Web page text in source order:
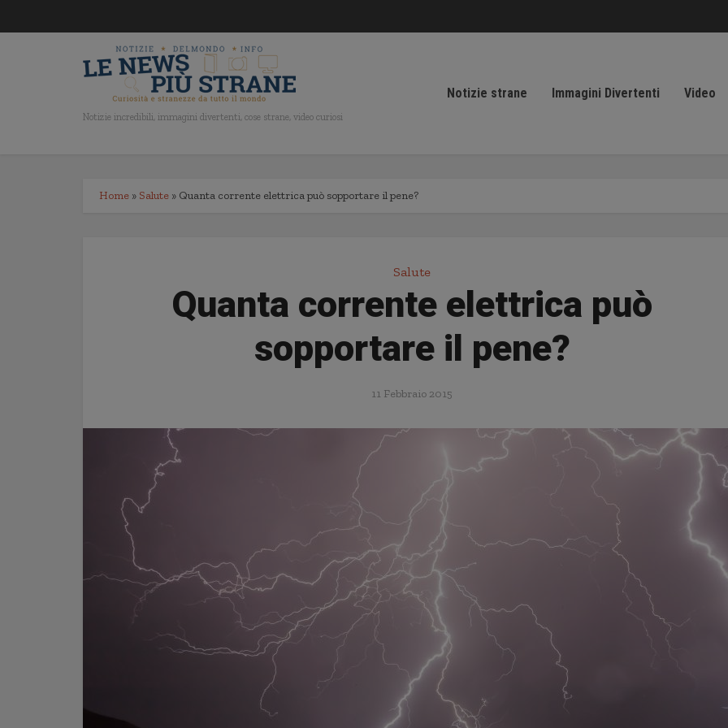
Notizie incredibili, immagini divertenti, cose strane, video curiosi
Notizie strane Immagini Divertenti Video
Home » Salute » Quanta corrente elettrica può sopportare il pene?
Salute
Quanta corrente elettrica può
sopportare il pene?
11 Febbraio 2015